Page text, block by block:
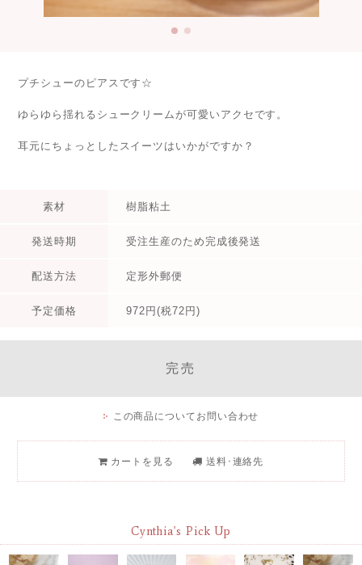
プチシューのピアスです☆
ゆらゆら揺れるシュークリームが可愛いアクセです。
耳元にちょっとしたスイーツはいかがですか？
素材 樹脂粘土
発送時期 受注生産のため完成後発送
配送方法 定形外郵便
予定価格 972円(税72円)
完売
この商品についてお問い合わせ
カートを見る 送料･連絡先
Cynthia's Pick Up